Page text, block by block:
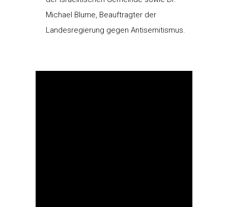
Michael Blume, Beauftragter der
Landesregierung gegen Antisemitismus.